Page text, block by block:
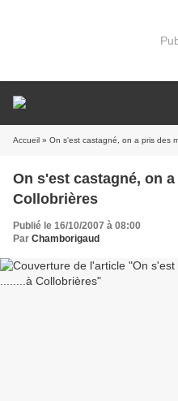
Accueil » On s'est castagné, on a pris des
On s'est castagné, on
Collobrières
Publié le 16/10/2007 à 08:00
Par Chamborigaud